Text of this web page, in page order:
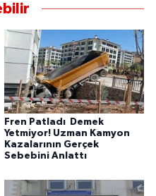
Fren Patladı Demek
Yetmiyor! Uzman Kamyon
Kazalarının Gerçek
Sebebini Anlattı